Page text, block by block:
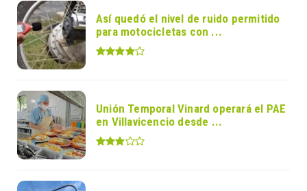
Así quedó el nivel de ruido permitido
para motocicletas con ...
Unión Temporal Vinard operará el PAE
en Villavicencio desde ...